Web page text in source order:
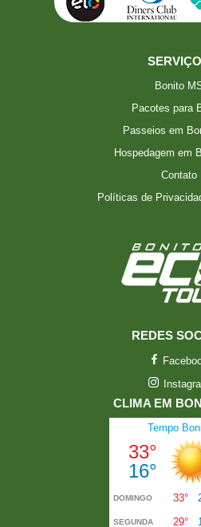
Bonito
Pacotes para
Passeios em
Hospedagem em
Contato
Políticas de
REDES
CLIMA EM